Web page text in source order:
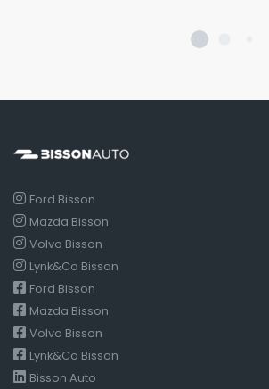
Ford Bisson
Mazda Bisson
Volvo Bisson
Lynk&Co Bisson
Ford Bisson
Mazda Bisson
Volvo Bisson
Lynk&Co Bisson
Bisson Auto